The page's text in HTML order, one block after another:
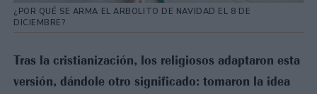
¿POR QUÉ SE ARMA EL ARBOLITO DE NAVIDAD EL 8 DE
DICIEMBRE?
Tras la cristianización, los religiosos adaptaron esta
versión, dándole otro significado: tomaron la idea